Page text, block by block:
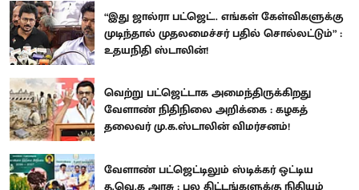
“இது ஜால்ரா பட்ஜெட்.. எங்கள் கேள்விகளுக்கு
முடிந்தால் முதலமைச்சர் பதில் சொல்லட்டும்” :
உதயநிதி ஸ்டாலின்!
வெற்று பட்ஜெட்டாக அமைந்திருக்கிறது
வேளாண் நிதிநிலை அறிக்கை : கழகத்
தலைவர் மு.க.ஸ்டாலின் விமர்சனம்!
வேளாண் பட்ஜெட்டிலும் ஸ்டிக்கர் ஒட்டிய
த.வெ.க அரசு : பல திட்டங்களுக்கு நிதியும்